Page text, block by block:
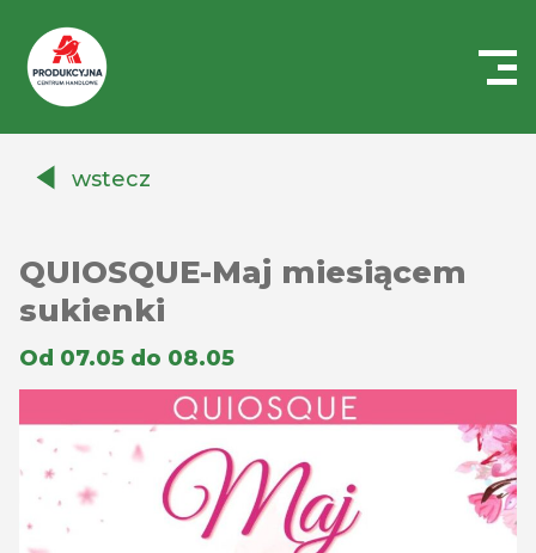
Auchanwstecz
QUIOSQUE-Maj miesiącem
sukienki
Od 07.05 do 08.05